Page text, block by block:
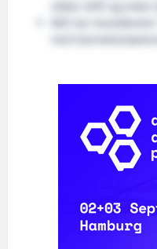
NES har
med